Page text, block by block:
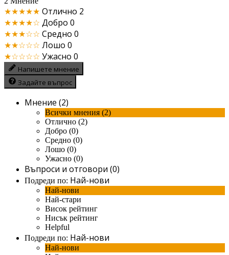
★★★★★ Отлично 2
★★★★☆ Добро 0
★★★☆☆ Средно 0
★★☆☆☆ Лошо 0
★☆☆☆☆ Ужасно 0
Напишете мнение
Задайте въпрос
Мнение (2)
Всички мнения (2)
Отлично (2)
Добро (0)
Средно (0)
Лошо (0)
Ужасно (0)
Въпроси и отговори (0)
Подреди по: Най-нови
Най-нови
Най-стари
Висок рейтинг
Нисък рейтинг
Helpful
Подреди по: Най-нови
Най-нови